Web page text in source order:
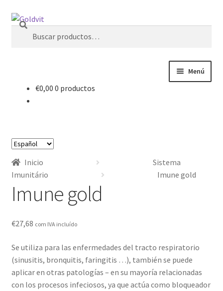
Ir
Ir
Buscar
Buscar
Menú
Cart
Contactos
Finalizar compra
Formulario de Profesional
Loja
Mi cuenta
€0,00 0 productos
Elegir
idiomaInicio
Sistema
Imunitário
Imune gold
Imune gold
€27,68 com IVA incluído
Se utiliza para las enfermedades del tracto respiratorio
(sinusitis, bronquitis, faringitis …), también se puede
aplicar en otras patologías – en su mayoría relacionadas
con los procesos infeciosos, ya que actúa como bloqueador